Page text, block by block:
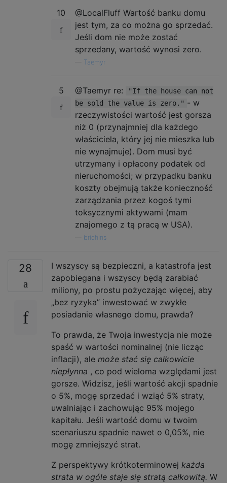
10
@LocalFluff Wartość banku domu
jest tym, za co można go sprzedać.
Jeśli dom nie może zostać
sprzedany, wartość wynosi zero.
Taemyr
5 @Taemyr re:
"If the house can not
be sold the value is zero." - w
rzeczywistości wartość jest gorsza
niż 0 (przynajmniej dla każdego
właściciela, który jej nie mieszka lub
nie wynajmuje). Dom musi być
utrzymany i opłacony podatek od
nieruchomości; w przypadku banku
koszty obejmują także konieczność
zarządzania przez kogoś tymi
toksycznymi aktywami (mam
znajomego z tą pracą w USA).
brichins
28
I wszyscy są bezpieczni, a katastrofa jest
zapobiegana i wszyscy będą zarabiać
miliony, po prostu pożyczając więcej, aby
„bez ryzyka” inwestować w zwykłe
posiadanie własnego domu, prawda?
To prawda, że ​​Twoja inwestycja nie może
spaść w wartości nominalnej (nie licząc
inflacji), ale może stać się całkowicie
niepłynna , co pod wieloma względami jest
gorsze. Widzisz, jeśli wartość akcji spadnie
o 5%, mogę sprzedać i wziąć 5% straty,
uwalniając i zachowując 95% mojego
kapitału. Jeśli wartość domu w twoim
scenariuszu spadnie nawet o 0,05%, nie
mogę zmniejszyć strat.
Z perspektywy krótkoterminowej każda
strata w ogóle staje się stratą całkowitą. W